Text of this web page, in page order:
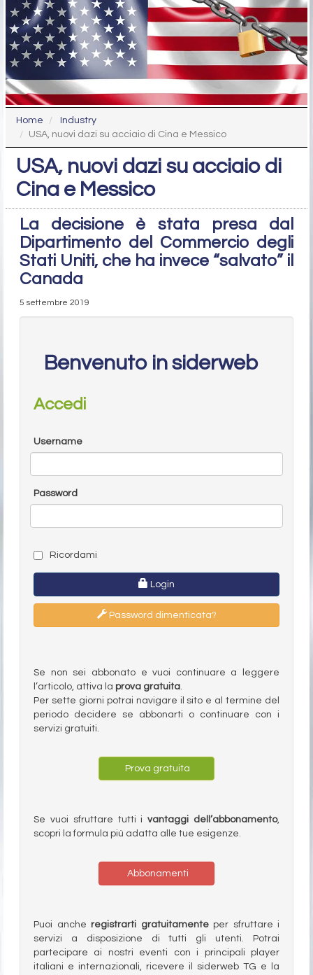
Home
Industry
USA, nuovi dazi su acciaio di Cina e Messico
USA, nuovi dazi su acciaio di
Cina e Messico
La decisione è stata presa dal
Dipartimento del Commercio degli
Stati Uniti, che ha invece “salvato” il
Canada
5 settembre 2019
Benvenuto in siderweb
Accedi
Username
Password
Ricordami
Login
Password dimenticata?
Se non sei abbonato e vuoi continuare a leggere
l’articolo, attiva la prova gratuita.
Per sette giorni potrai navigare il sito e al termine del
periodo decidere se abbonarti o continuare con i
servizi gratuiti.
Prova gratuita
Se vuoi sfruttare tutti ivantaggi dell’abbonamento,
scopri la formula più adatta alle tue esigenze.
Abbonamenti
Puoi anche registrarti gratuitamenteper sfruttare i
servizi a disposizione di tutti gli utenti. Potrai
partecipare ai nostri eventi con i principali player
italiani e internazionali, ricevere il siderweb TG e la